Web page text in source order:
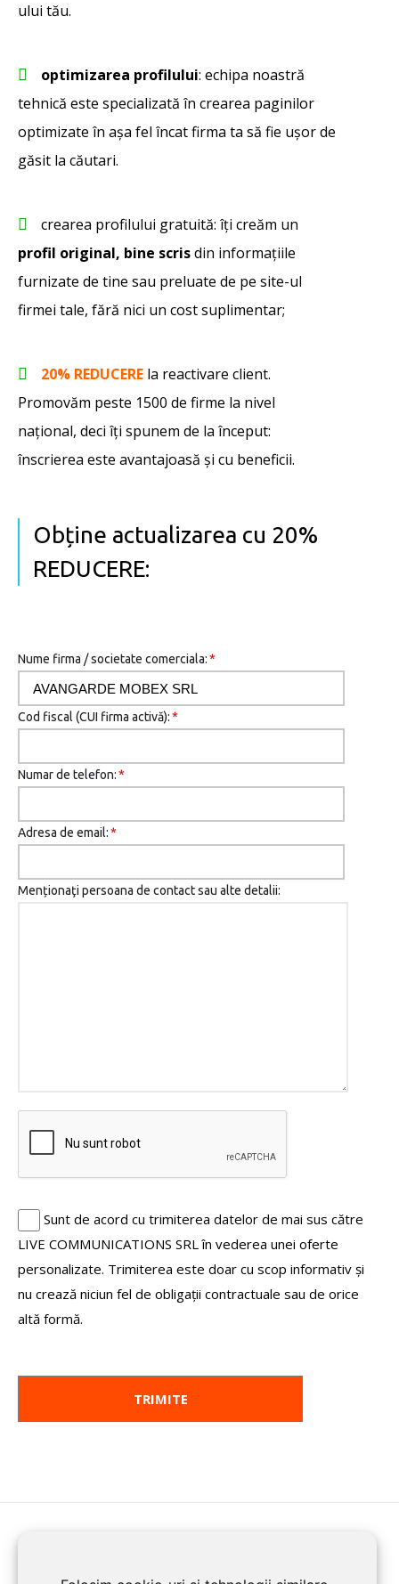
ului tău.
optimizarea profilului: echipa noastră
tehnică este specializată în crearea paginilor
optimizate în așa fel încat firma ta să fie ușor de
găsit la căutari.
crearea profilului gratuită: îți creăm un
profil original, bine scrisdin informațiile
furnizate de tine sau preluate de pe site-ul
firmei tale, fără nici un cost suplimentar;
20% REDUCERE la reactivare client.
Promovăm peste 1500 de firme la nivel
național, deci îţi spunem de la început:
înscrierea este avantajoasă şi cu beneficii.
Obține actualizarea cu 20%
REDUCERE:
Nume firma / societate comerciala:*
Cod fiscal (CUI firma activă):*
Numar de telefon:*
Adresa de email:*
Menționaţi persoana de contact sau alte detalii:
Sunt de acord cu trimiterea datelor de mai sus către
LIVE COMMUNICATIONS SRL în vederea unei oferte
personalizate. Trimiterea este doar cu scop informativ și
nu crează niciun fel de obligații contractuale sau de orice
altă formă.